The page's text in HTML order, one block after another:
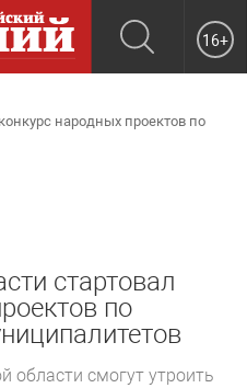
16+
народных проектов по
стартовал
по
области смогут утроить